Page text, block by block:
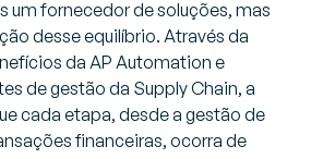
um fornecedor de soluções, mas
desse equilíbrio. Através da
da AP Automation e
de gestão da Supply Chain, a
cada etapa, desde a gestão de
financeiras, ocorra de